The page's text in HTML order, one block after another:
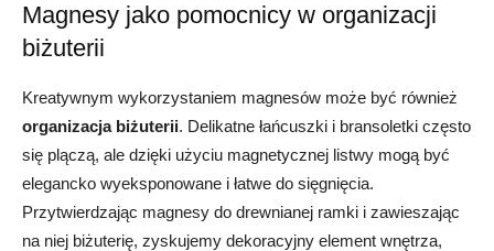
Magnesy jako pomocnicy w organizacji
biżuterii
Kreatywnym wykorzystaniem magnesów może być również
organizacja biżuterii. Delikatne łańcuszki i bransoletki często
się plączą, ale dzięki użyciu magnetycznej listwy mogą być
elegancko wyeksponowane i łatwe do sięgnięcia.
Przytwierdzając magnesy do drewnianej ramki i zawieszając
na niej biżuterię, zyskujemy dekoracyjny element wnętrza,